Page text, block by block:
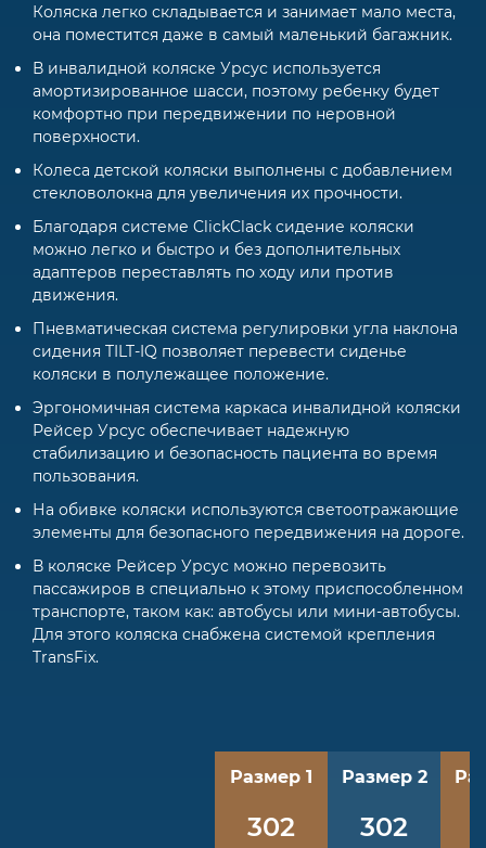
Коляска легко складывается и занимает мало места,
она поместится даже в самый маленький багажник.
В инвалидной коляске Урсус используется
амортизированное шасси, поэтому ребенку будет
комфортно при передвижении по неровной
поверхности.
Колеса детской коляски выполнены с добавлением
стекловолокна для увеличения их прочности.
Благодаря системе ClickClack сидение коляски
можно легко и быстро и без дополнительных
адаптеров переставлять по ходу или против
движения.
Пневматическая система регулировки угла наклона
сидения TILT-IQ позволяет перевести сиденье
коляски в полулежащее положение.
Эргономичная система каркаса инвалидной коляски
Рейсер Урсус обеспечивает надежную
стабилизацию и безопасность пациента во время
пользования.
На обивке коляски используются светоотражающие
элементы для безопасного передвижения на дороге.
В коляске Рейсер Урсус можно перевозить
пассажиров в специально к этому приспособленном
транспорте, таком как: автобусы или мини-автобусы.
Для этого коляска снабжена системой крепления
TransFix.
Размер 1
302
Размер 2
302